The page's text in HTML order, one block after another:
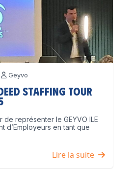
Geyvo
Staffing Tour
de représenter le GEYVO ILE
d’Employeurs en tant que
Lire la suite